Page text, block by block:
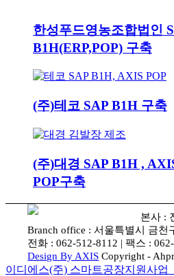
한성푸드영농조합법인
B1H(ERP,POP) 구축
(주)테코 SAP B1H 구축
(주)대경 SAP B1H ,
POP구축
본사 :
Branch office : 서울특별시 금천
전화 : 062-512-8112 | 팩스 :
Design By AXIS Copyright -
이디에스(주) 스마트공장지원사업